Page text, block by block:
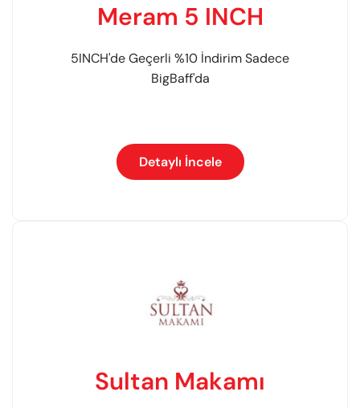
Meram 5 INCH
5INCH'de Geçerli %10 İndirim Sadece
BigBaff'da
Detaylı İncele
Sultan Makamı